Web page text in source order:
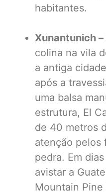
habitantes.
Xunantunich –
colina na vila
a antiga
após a
uma balsa
estrutura, El
de 40 metros
atenção pelos
pedra. Em
avistar a
Mountain Pine